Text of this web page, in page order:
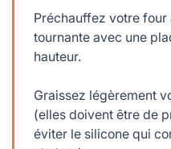
Préchauffez votre four
tournante avec une
hauteur.
Graissez légèrement
(elles doivent être de
éviter le silicone qui